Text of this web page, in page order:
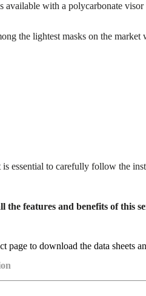
available with a polycarbonate
the lightest masks on the
essential to carefully follow the
features and benefits of this
page to download the data sheets